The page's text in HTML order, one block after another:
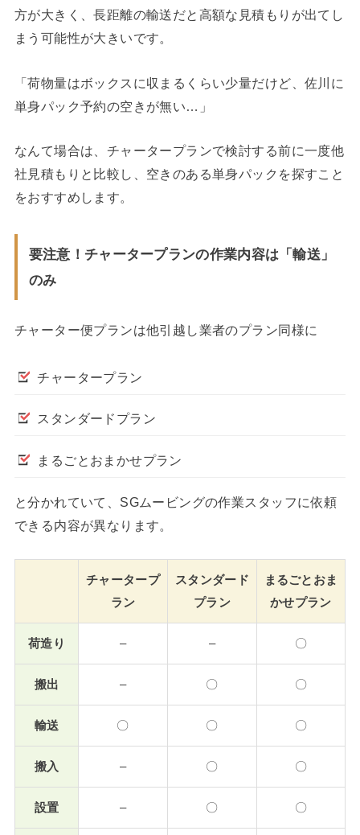
方が大きく、長距離の輸送だと高額な見積もりが出てし
まう可能性が大きいです。
「荷物量はボックスに収まるくらい少量だけど、佐川に
単身パック予約の空きが無い…」
なんて場合は、チャータープランで検討する前に一度他
社見積もりと比較し、空きのある単身パックを探すこと
をおすすめします。
要注意！チャータープランの作業内容は「輸送」
のみ
チャーター便プランは他引越し業者のプラン同様に
チャータープラン
スタンダードプラン
まるごとおまかせプラン
と分かれていて、SGムービングの作業スタッフに依頼
できる内容が異なります。
チャータープ
ラン
スタンダード
プラン
まるごとおま
かせプラン
荷造り – – 〇
搬出 – 〇 〇
輸送 〇 〇 〇
搬入 – 〇 〇
設置 – 〇 〇